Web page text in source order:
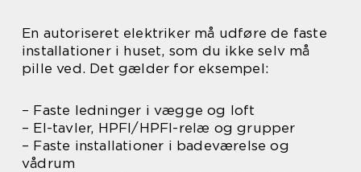
En autoriseret elektriker må udføre de faste
installationer i huset, som du ikke selv må
pille ved. Det gælder for eksempel:
– Faste ledninger i vægge og loft
– El-tavler, HPFI/HPFI-relæ og grupper
– Faste installationer i badeværelse og
vådrum